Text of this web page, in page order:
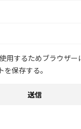
用するためブラウザー
保存する。